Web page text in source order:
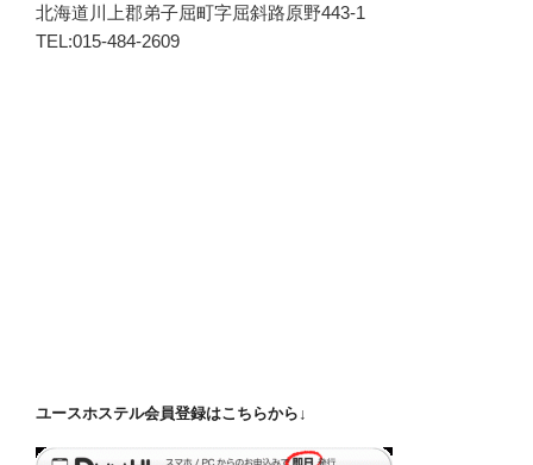
北海道川上郡弟子屈町字屈斜路原野443-1
TEL:015-484-2609
ユースホステル会員登録はこちらから↓